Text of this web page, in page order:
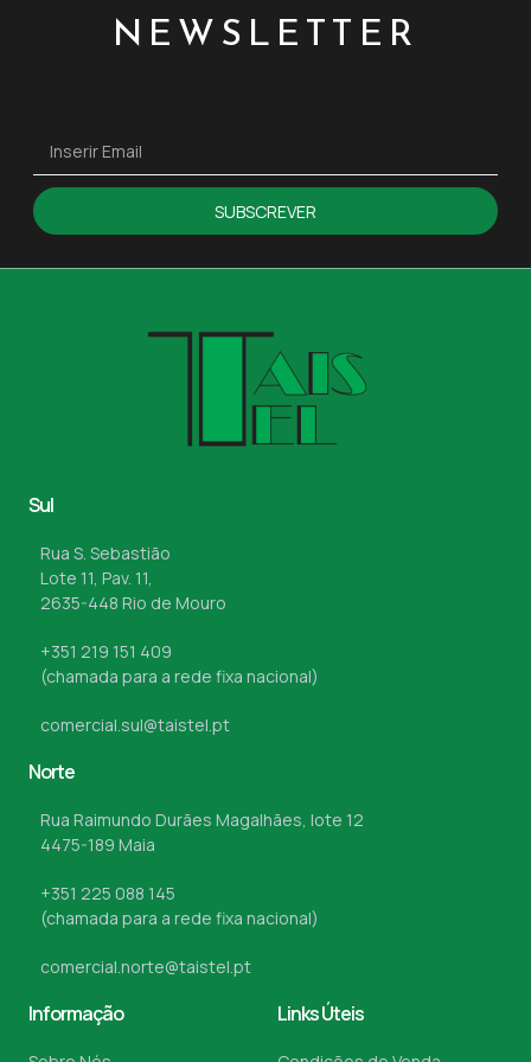
NEWSLETTER
SUBSCREVER
Sul
Rua S. Sebastião
Lote 11, Pav. 11,
2635-448 Rio de Mouro
+351 219 151 409
(chamada para a rede fixa nacional)
comercial.sul@taistel.pt
Norte
Rua Raimundo Durães Magalhães, lote 12
4475-189 Maia
+351 225 088 145
(chamada para a rede fixa nacional)
comercial.norte@taistel.pt
Informação Links Úteis